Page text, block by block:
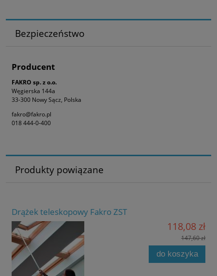
Bezpieczeństwo
Producent
FAKRO sp. z o.o.
Węgierska 144a
33-300 Nowy Sącz, Polska
fakro@fakro.pl
018 444-0-400
Produkty powiązane
Drążek teleskopowy Fakro ZST
118,08 zł
147,60 zł
do koszyka